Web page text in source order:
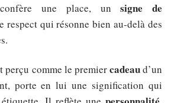
une place, unsigne de
respect qui résonne bien au-delà des
perçu comme le premiercadeaud’un
porte en lui une signification qui